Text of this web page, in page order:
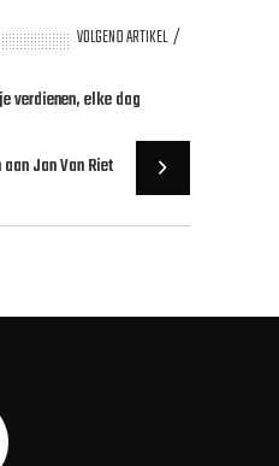
VOLGEND ARTIKEL
verdienen, elke dag
Jan Van Riet